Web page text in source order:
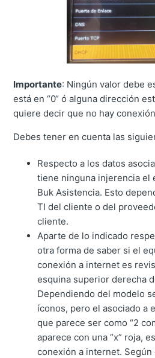
Importante: Ningún valor debe
está en “0“ ó alguna dirección
quiere decir que no hay
Debes tener en cuenta las
Respecto a los datos
tiene ninguna injerencia el
Buk Asistencia. Esto
TI del cliente o del
cliente.
Aparte de lo indicado
otra forma de saber si el
conexión a internet es
esquina superior derecha
Dependiendo del modelo
íconos, pero el asociado a
que parece ser como “2
aparece con una “x” roja,
conexión a internet.